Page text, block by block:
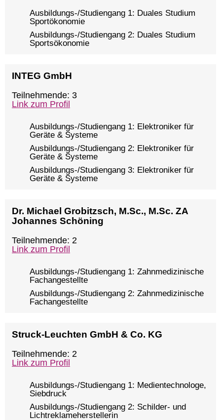
Ausbildungs-/Studiengang 1: Duales Studium
Sportökonomie
Ausbildungs-/Studiengang 2: Duales Studium
Sportsökonomie
INTEG GmbH
Teilnehmende: 3
Link zum Profil
Ausbildungs-/Studiengang 1: Elektroniker für
Geräte & Systeme
Ausbildungs-/Studiengang 2: Elektroniker für
Geräte & Systeme
Ausbildungs-/Studiengang 3: Elektroniker für
Geräte & Systeme
Dr. Michael Grobitzsch, M.Sc., M.Sc. ZA
Johannes Schöning
Teilnehmende: 2
Link zum Profil
Ausbildungs-/Studiengang 1: Zahnmedizinische
Fachangestellte
Ausbildungs-/Studiengang 2: Zahnmedizinische
Fachangestellte
Struck-Leuchten GmbH & Co. KG
Teilnehmende: 2
Link zum Profil
Ausbildungs-/Studiengang 1: Medientechnologe,
Siebdruck
Ausbildungs-/Studiengang 2: Schilder- und
Lichtreklameherstellerin